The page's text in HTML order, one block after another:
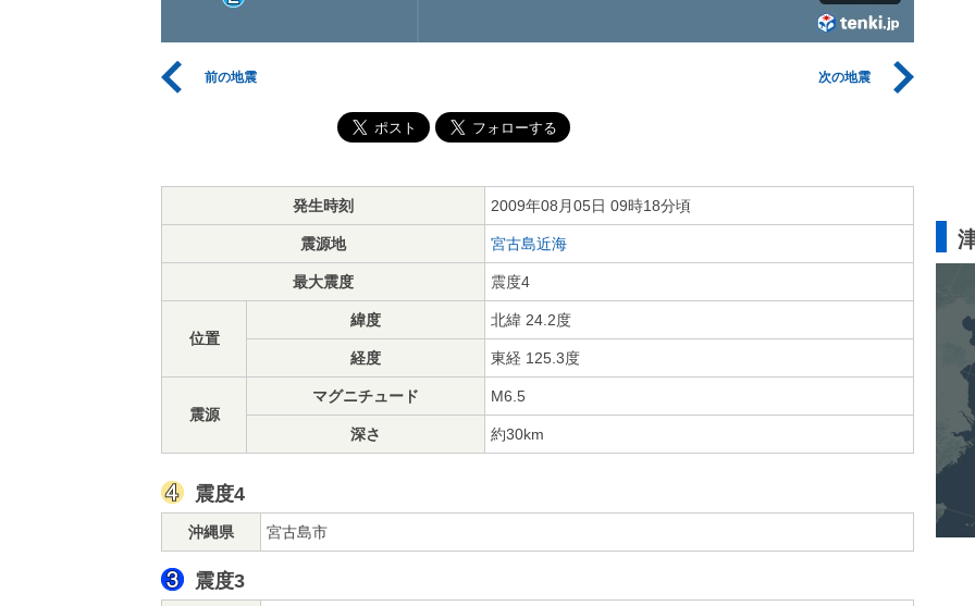
前の地震 次の地震
発生時刻 2009年08月05日 09時18分頃
震源地 宮古島近海
最大震度 震度4
位置
緯度 北緯 24.2度
経度 東経 125.3度
震源
マグニチュード M6.5
深さ 約30km
震度4
沖縄県 宮古島市
震度3